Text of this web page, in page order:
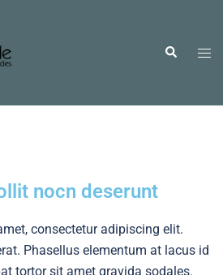
nocn deserunt
consectetur adipiscing elit.
Phasellus elementum at lacus id
tortor sit amet gravida sodales.